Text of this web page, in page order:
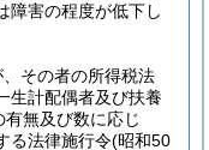
障害の程度が低下し
その者の所得税法
生計配偶者及び扶養
有無及び数に応じ
る法律施行令(昭和50